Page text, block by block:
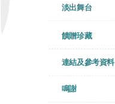
淡出舞台
饋贈珍藏
連結及參考資料
鳴謝